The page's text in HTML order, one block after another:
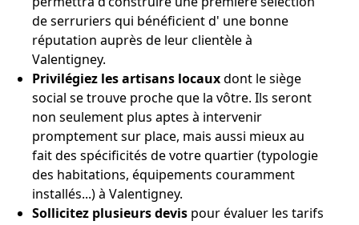
de serruriers qui bénéficient d' une bonne
réputation auprès de leur clientèle à
Valentigney.
Privilégiez les artisans locauxdont le siège
social se trouve proche que la vôtre. Ils seront
non seulement plus aptes à intervenir
promptement sur place, mais aussi mieux au
fait des spécificités de votre quartier (typologie
des habitations, équipements couramment
installés...) à Valentigney.
Sollicitez plusieurs devis pour évaluer les tarifs